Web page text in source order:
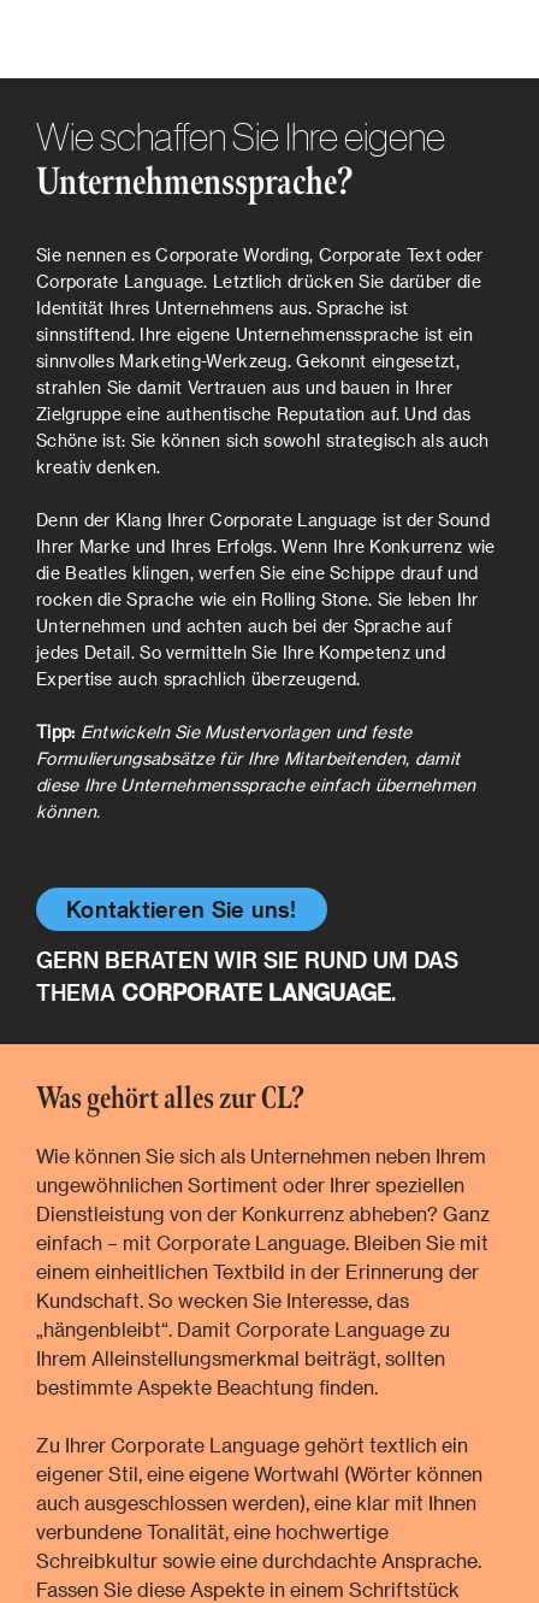
Wie schaffen Sie Ihre eigene
Unternehmenssprache?
Sie nennen es Corporate Wording, Corporate Text oder
Corporate Language. Letztlich drücken Sie darüber die
Identität Ihres Unternehmens aus. Sprache ist
sinnstiftend. Ihre eigene Unternehmenssprache ist ein
sinnvolles Marketing-Werkzeug. Gekonnt eingesetzt,
strahlen Sie damit Vertrauen aus und bauen in Ihrer
Zielgruppe eine authentische Reputation auf. Und das
Schöne ist: Sie können sich sowohl strategisch als auch
kreativ denken.
Denn der Klang Ihrer Corporate Language ist der Sound
Ihrer Marke und Ihres Erfolgs. Wenn Ihre Konkurrenz wie
die Beatles klingen, werfen Sie eine Schippe drauf und
rocken die Sprache wie ein Rolling Stone. Sie leben Ihr
Unternehmen und achten auch bei der Sprache auf
jedes Detail. So vermitteln Sie Ihre Kompetenz und
Expertise auch sprachlich überzeugend.
Tipp: Entwickeln Sie Mustervorlagen und feste
Formulierungsabsätze für Ihre Mitarbeitenden, damit
diese Ihre Unternehmenssprache einfach übernehmen
können.
Kontaktieren Sie uns!
GERN BERATEN WIR SIE RUND UM DAS
THEMA CORPORATE LANGUAGE.
Was gehört alles zur CL?
Wie können Sie sich als Unternehmen neben Ihrem
ungewöhnlichen Sortiment oder Ihrer speziellen
Dienstleistung von der Konkurrenz abheben? Ganz
einfach – mit Corporate Language. Bleiben Sie mit
einem einheitlichen Textbild in der Erinnerung der
Kundschaft. So wecken Sie Interesse, das
„hängenbleibt“. Damit Corporate Language zu
Ihrem Alleinstellungsmerkmal beiträgt, sollten
bestimmte Aspekte Beachtung finden.
Zu Ihrer Corporate Language gehört textlich ein
eigener Stil, eine eigene Wortwahl (Wörter können
auch ausgeschlossen werden), eine klar mit Ihnen
verbundene Tonalität, eine hochwertige
Schreibkultur sowie eine durchdachte Ansprache.
Fassen Sie diese Aspekte in einem Schriftstück